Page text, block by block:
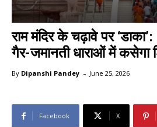
राम मंदिर के चढ़ावे पर
गैर-जमानती धाराओं में कसेगा
By Dipanshi Pandey - June 25, 2026
Facebook X